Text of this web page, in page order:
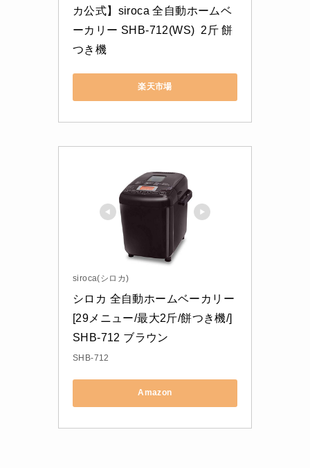
カ公式】siroca 全自動ホームベ
ーカリー SHB-712(WS)  2斤 餅
つき機
楽天市場
siroca(シロカ)
シロカ 全自動ホームベーカリー
[29メニュー/最大2斤/餅つき機/]
SHB-712 ブラウン
SHB-712
Amazon